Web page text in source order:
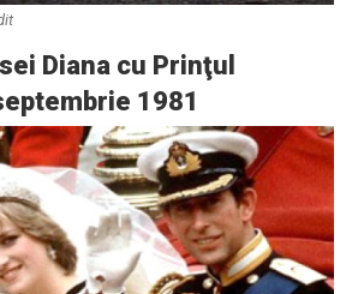
Diana cu Prinţul
1981